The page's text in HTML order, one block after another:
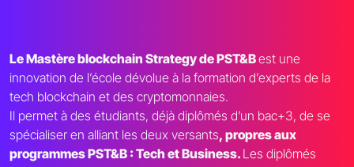
Le Mastère blockchain Strategy de PST&Best une
innovation de l’école dévolue à la formation d’experts de la
tech blockchain et des cryptomonnaies.
Il permet à des étudiants, déjà diplômés d’un bac+3, de se
spécialiser en alliant les deux versants, propres aux
programmes PST&B : Tech et Business. Les diplômés